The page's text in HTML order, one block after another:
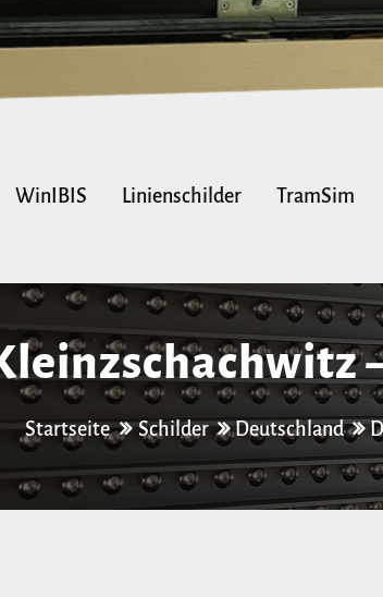
WinIBIS Linienschilder TramSim
Startseite Schilder Deutschland